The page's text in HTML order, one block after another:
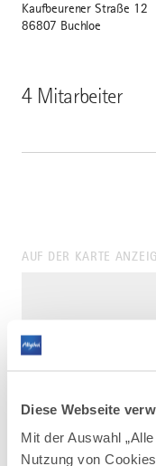
Diese Webseite
Mit der Auswahl
Nutzung von
4 Mitarbeiter
Kaufbeurener Straße 12
86807 Buchloe
AUF DER KARTE